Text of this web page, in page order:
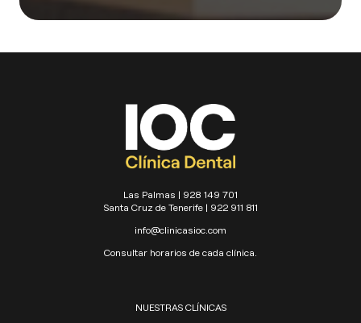
Las Palmas | 928 149 701
Santa Cruz de Tenerife | 922 911 811
info@clinicasioc.com
Consultar horarios de cada clínica.
NUESTRAS CLÍNICAS